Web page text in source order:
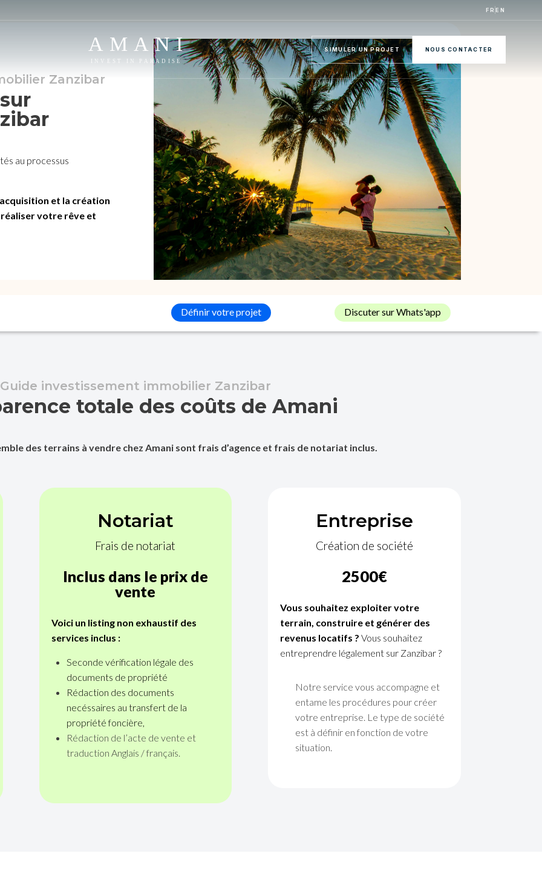
Zanzibar
au processus
et la création
réaliser votre rêve et
Définir votre projet Discuter sur Whats'app
Guide investissement immobilier Zanzibar
totale des coûts de Amani
des terrains à vendre chez Amani sont frais d’agence et frais de notariat inclus.
Notariat
Frais de notariat
Inclus dans le prix de
vente
Voici un listing non exhaustif des
services inclus :
Seconde vérification légale des
documents de propriété
Rédaction des documents
necéssaires au transfert de la
propriété foncière,
Rédaction de l’acte de vente et
traduction Anglais / français.
Entreprise
Création de société
2500€
Vous souhaitez exploiter votre
terrain, construire et générer des
revenus locatifs ? Vous souhaitez
entreprendre légalement sur Zanzibar ?
Notre service vous accompagne et
entame les procédures pour créer
votre entreprise. Le type de société
est à définir en fonction de votre
situation.
FR EN
AMANI
INVEST IN PARADISE
SIMULER UN PROJET NOUS CONTACTER